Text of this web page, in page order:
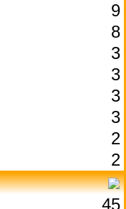
9
8
3
3
3
3
2
2
45